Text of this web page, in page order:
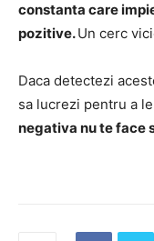
constanta care
pozitive.Un cerc
Daca detectezi
sa lucrezi pentru a
negativa nu te face